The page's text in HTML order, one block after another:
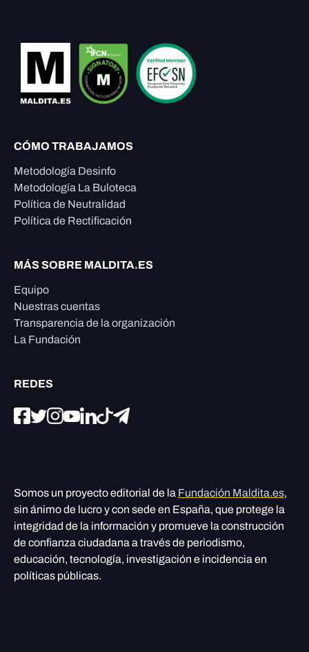
CÓMO TRABAJAMOS
Metodología Desinfo
Metodología La Buloteca
Política de Neutralidad
Política de Rectificación
MÁS SOBRE MALDITA.ES
Equipo
Nuestras cuentas
Transparencia de la organización
La Fundación
REDES
Somos un proyecto editorial de la Fundación Maldita.es,
sin ánimo de lucro y con sede en España, que protege la
integridad de la información y promueve la construcción
de confianza ciudadana a través de periodismo,
educación, tecnología, investigación e incidencia en
políticas públicas.